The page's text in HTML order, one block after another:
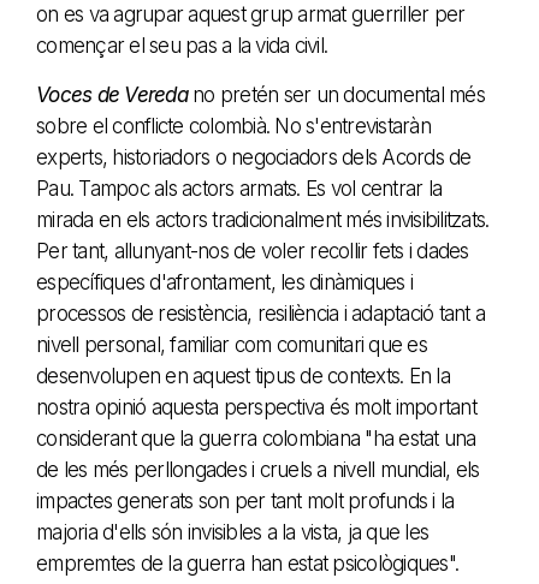
on es va agrupar aquest grup armat guerriller per
començar el seu pas a la vida civil.
Voces de Veredano pretén ser un documental més
sobre el conflicte colombià. No s'entrevistaràn
experts, historiadors o negociadors dels Acords de
Pau. Tampoc als actors armats. Es vol centrar la
mirada en els actors tradicionalment més invisibilitzats.
Per tant, allunyant-nos de voler recollir fets i dades
específiques d'afrontament, les dinàmiques i
processos de resistència, resiliència i adaptació tant a
nivell personal, familiar com comunitari que es
desenvolupen en aquest tipus de contexts. En la
nostra opinió aquesta perspectiva és molt important
considerant que la guerra colombiana "ha estat una
de les més perllongades i cruels a nivell mundial, els
impactes generats son per tant molt profunds i la
majoria d'ells són invisibles a la vista, ja que les
empremtes de la guerra han estat psicològiques".